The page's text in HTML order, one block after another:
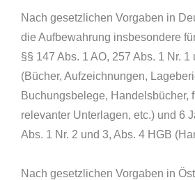
Nach gesetzlichen Vorgaben in
die Aufbewahrung insbesondere
§§ 147 Abs. 1 AO, 257 Abs. 1 Nr. 1
(Bücher, Aufzeichnungen,
Buchungsbelege, Handelsbücher,
relevanter Unterlagen, etc.) und 6
Abs. 1 Nr. 2 und 3, Abs. 4 HGB
Nach gesetzlichen Vorgaben in